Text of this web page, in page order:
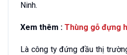
Ninh.
Xem thêm : Thùng gỗ đựng
Là công ty đứng đầu thị